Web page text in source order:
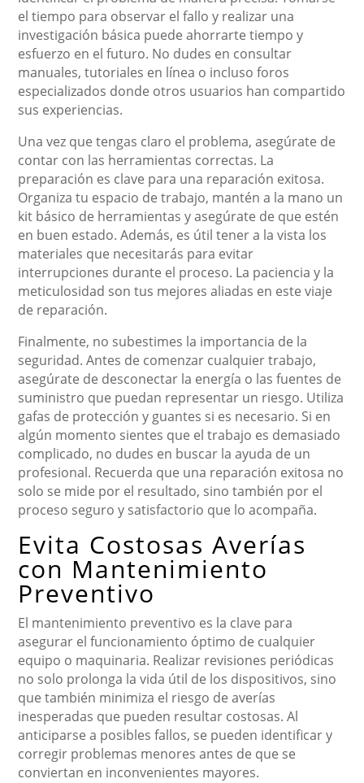
el tiempo para observar el fallo y realizar una
investigación básica puede ahorrarte tiempo y
esfuerzo en el futuro. No dudes en consultar
manuales, tutoriales en línea o incluso foros
especializados donde otros usuarios han compartido
sus experiencias.
Una vez que tengas claro el problema, asegúrate de
contar con las herramientas correctas. La
preparación es clave para una reparación exitosa.
Organiza tu espacio de trabajo, mantén a la mano un
kit básico de herramientas y asegúrate de que estén
en buen estado. Además, es útil tener a la vista los
materiales que necesitarás para evitar
interrupciones durante el proceso. La paciencia y la
meticulosidad son tus mejores aliadas en este viaje
de reparación.
Finalmente, no subestimes la importancia de la
seguridad. Antes de comenzar cualquier trabajo,
asegúrate de desconectar la energía o las fuentes de
suministro que puedan representar un riesgo. Utiliza
gafas de protección y guantes si es necesario. Si en
algún momento sientes que el trabajo es demasiado
complicado, no dudes en buscar la ayuda de un
profesional. Recuerda que una reparación exitosa no
solo se mide por el resultado, sino también por el
proceso seguro y satisfactorio que lo acompaña.
Evita Costosas Averías
con Mantenimiento
Preventivo
El mantenimiento preventivo es la clave para
asegurar el funcionamiento óptimo de cualquier
equipo o maquinaria. Realizar revisiones periódicas
no solo prolonga la vida útil de los dispositivos, sino
que también minimiza el riesgo de averías
inesperadas que pueden resultar costosas. Al
anticiparse a posibles fallos, se pueden identificar y
corregir problemas menores antes de que se
conviertan en inconvenientes mayores.